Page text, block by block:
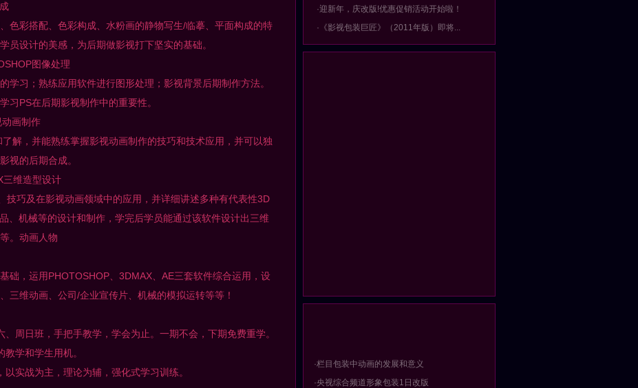
彩搭配、色彩构成、水粉画的静物写生/临摹、平面构成的特
员设计的美感，为后期做影视打下坚实的基础。
图像处理
习；熟练应用软件进行图形处理；影视背景后期制作方法。
习PS在后期影视制作中的重要性。
画制作
，并能熟练掌握影视动画制作的技巧和技术应用，并可以独
视的后期合成。
维造型设计
巧及在影视动画领域中的应用，并详细讲述多种有代表性3D
、机械等的设计和制作，学完后学员能通过该软件设计出三维
。动画人物
，运用PHOTOSHOP、3DMAX、AE三套软件综合运用，设
三维动画、公司/企业宣传片、机械的模拟运转等等！
日班，手把手教学，学会为止。一期不会，下期免费重学。
学和学生用机。
实战为主，理论为辅，强化式学习训练。
·迎新年，庆改版!优惠促销活动开始啦！
·《影视包装巨匠》（2011年版）即将...
·栏目包装中动画的发展和意义
·央视综合频道形象包装1日改版